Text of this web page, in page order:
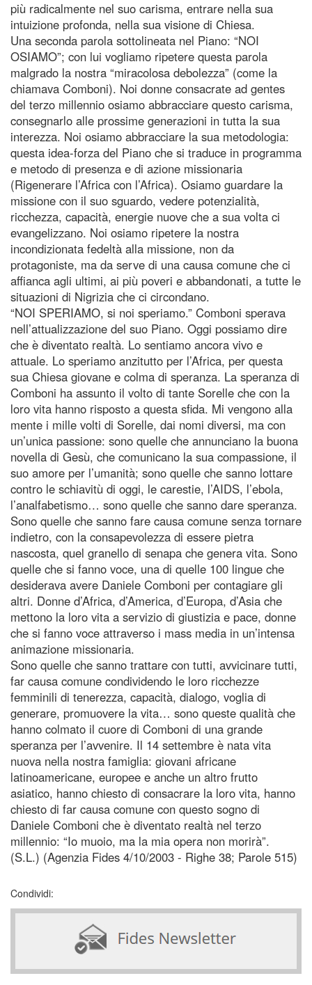
più radicalmente nel suo carisma, entrare nella sua
intuizione profonda, nella sua visione di Chiesa.
Una seconda parola sottolineata nel Piano: “NOI
OSIAMO”; con lui vogliamo ripetere questa parola
malgrado la nostra “miracolosa debolezza” (come la
chiamava Comboni). Noi donne consacrate ad gentes
del terzo millennio osiamo abbracciare questo carisma,
consegnarlo alle prossime generazioni in tutta la sua
interezza. Noi osiamo abbracciare la sua metodologia:
questa idea-forza del Piano che si traduce in programma
e metodo di presenza e di azione missionaria
(Rigenerare l’Africa con l’Africa). Osiamo guardare la
missione con il suo sguardo, vedere potenzialità,
ricchezza, capacità, energie nuove che a sua volta ci
evangelizzano. Noi osiamo ripetere la nostra
incondizionata fedeltà alla missione, non da
protagoniste, ma da serve di una causa comune che ci
affianca agli ultimi, ai più poveri e abbandonati, a tutte le
situazioni di Nigrizia che ci circondano.
“NOI SPERIAMO, si noi speriamo.” Comboni sperava
nell’attualizzazione del suo Piano. Oggi possiamo dire
che è diventato realtà. Lo sentiamo ancora vivo e
attuale. Lo speriamo anzitutto per l’Africa, per questa
sua Chiesa giovane e colma di speranza. La speranza di
Comboni ha assunto il volto di tante Sorelle che con la
loro vita hanno risposto a questa sfida. Mi vengono alla
mente i mille volti di Sorelle, dai nomi diversi, ma con
un’unica passione: sono quelle che annunciano la buona
novella di Gesù, che comunicano la sua compassione, il
suo amore per l’umanità; sono quelle che sanno lottare
contro le schiavitù di oggi, le carestie, l’AIDS, l’ebola,
l’analfabetismo… sono quelle che sanno dare speranza.
Sono quelle che sanno fare causa comune senza tornare
indietro, con la consapevolezza di essere pietra
nascosta, quel granello di senapa che genera vita. Sono
quelle che si fanno voce, una di quelle 100 lingue che
desiderava avere Daniele Comboni per contagiare gli
altri. Donne d’Africa, d’America, d’Europa, d’Asia che
mettono la loro vita a servizio di giustizia e pace, donne
che si fanno voce attraverso i mass media in un’intensa
animazione missionaria.
Sono quelle che sanno trattare con tutti, avvicinare tutti,
far causa comune condividendo le loro ricchezze
femminili di tenerezza, capacità, dialogo, voglia di
generare, promuovere la vita… sono queste qualità che
hanno colmato il cuore di Comboni di una grande
speranza per l’avvenire. Il 14 settembre è nata vita
nuova nella nostra famiglia: giovani africane
latinoamericane, europee e anche un altro frutto
asiatico, hanno chiesto di consacrare la loro vita, hanno
chiesto di far causa comune con questo sogno di
Daniele Comboni che è diventato realtà nel terzo
millennio: “Io muoio, ma la mia opera non morirà”.
(S.L.) (Agenzia Fides 4/10/2003 - Righe 38; Parole 515)
Condividi: